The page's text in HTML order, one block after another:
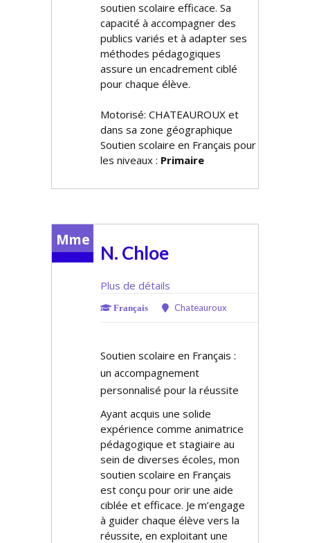
soutien scolaire efficace. Sa
capacité à accompagner des
publics variés et à adapter ses
méthodes pédagogiques
assure un encadrement ciblé
pour chaque élève.
Motorisé: CHATEAUROUX et
dans sa zone géographique
Soutien scolaire en Français pour
les niveaux : Primaire
Mme
N. Chloe
Plus de détails
Français Chateauroux
Soutien scolaire en Français :
un accompagnement
personnalisé pour la réussite
Ayant acquis une solide
expérience comme animatrice
pédagogique et stagiaire au
sein de diverses écoles, mon
soutien scolaire en Français
est conçu pour offrir une aide
ciblée et efficace. Je m’engage
à guider chaque élève vers la
réussite, en exploitant une